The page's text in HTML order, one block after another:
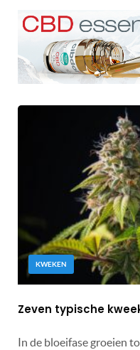
KWEKEN
Zeven typische
In de bloeifase groeien